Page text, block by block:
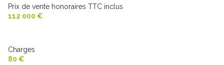
Prix de vente honoraires TTC inclus
112 000 €
Charges
80 €